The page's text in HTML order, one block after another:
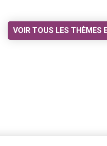
VOIR TOUS LES THÈMES